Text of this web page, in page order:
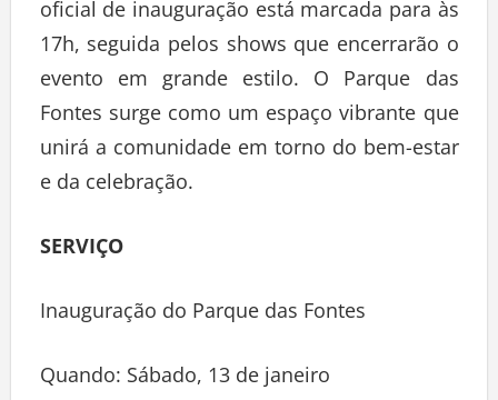
oficial de inauguração está marcada para às
17h, seguida pelos shows que encerrarão o
evento em grande estilo. O Parque das
Fontes surge como um espaço vibrante que
unirá a comunidade em torno do bem-estar
e da celebração.
SERVIÇO
Inauguração do Parque das Fontes
Quando: Sábado, 13 de janeiro